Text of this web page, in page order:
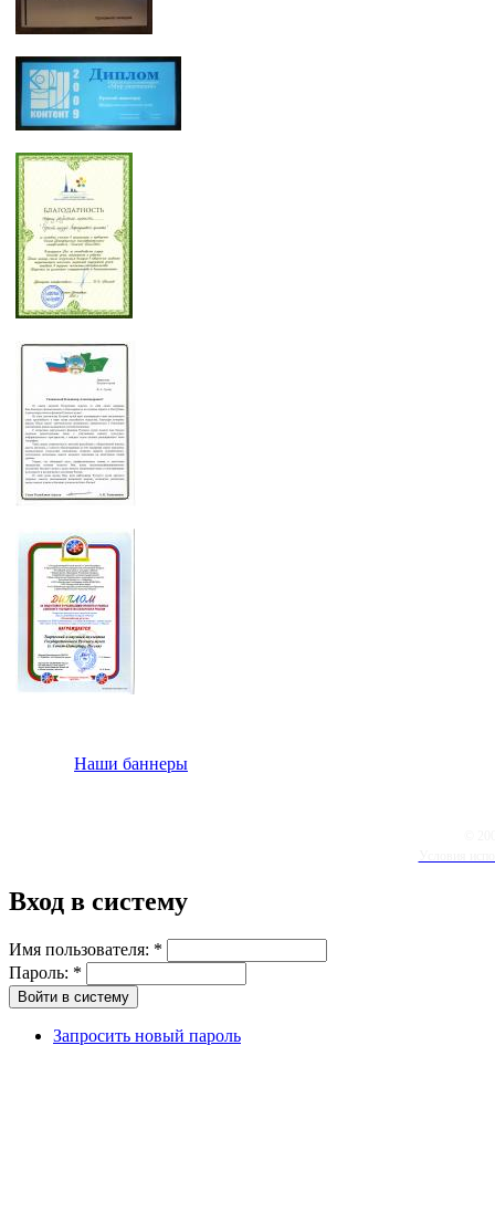
Наши баннеры
Вход в систему
Имя пользователя: *
Пароль: *
Запросить новый пароль